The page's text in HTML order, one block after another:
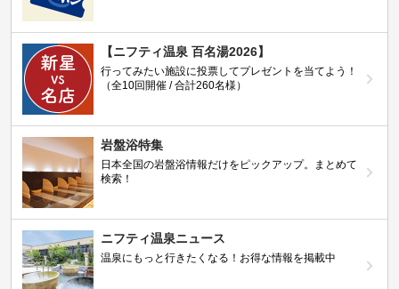
【ニフティ温泉 百名湯2026】
行ってみたい施設に投票してプレゼントを当てよう！
（全10回開催 / 合計260名様）
岩盤浴特集
日本全国の岩盤浴情報だけをピックアップ。まとめて
検索！
ニフティ温泉ニュース
温泉にもっと行きたくなる！お得な情報を掲載中